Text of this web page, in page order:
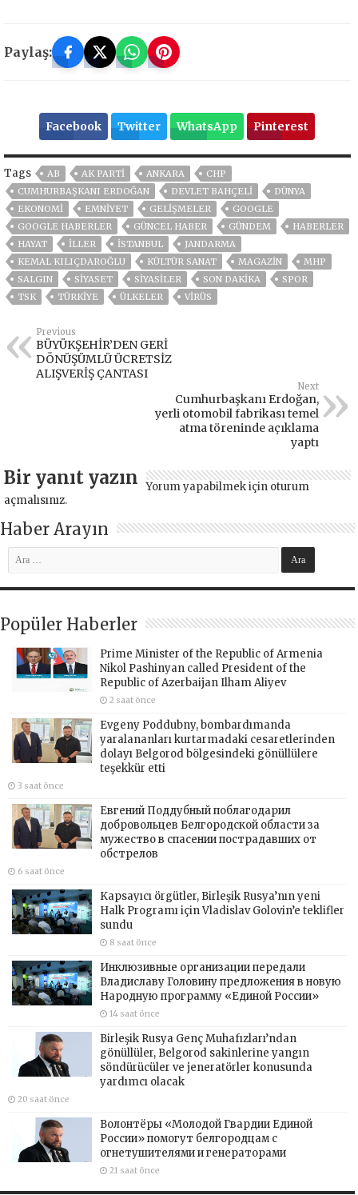
Paylaş:
Facebook Twitter WhatsApp Pinterest
Tags AB AK PARTİ ANKARA
CHP
CUMHURBAŞKANI ERDOĞAN
DEVLET BAHÇELİ
DÜNYA
EKONOMİ
EMNİYET GELIŞMELER
GOOGLE
GOOGLE HABERLER
GÜNCEL HABER GÜNDEM
HABERLER
HAYAT
İLLER ISTANBUL
JANDARMA
KEMAL KILIÇDAROĞLU
KÜLTÜR SANAT MAGAZİN
MHP
SALGIN
SİYASET SİYASİLER SON DAKIKA
SPOR
TSK
TÜRKİYE ÜLKELER VIRÜS
Previous
BÜYÜKŞEHİR’DEN GERİ
DÖNÜŞÜMLÜ ÜCRETSİZ
ALIŞVERİŞ ÇANTASI
Next
Cumhurbaşkanı Erdoğan,
yerli otomobil fabrikası temel
atma töreninde açıklama
yaptı
Bir yanıt yazın Yorum yapabilmek için oturum
açmalısınız.
Haber Arayın
Popüler Haberler
Prime Minister of the Republic of Armenia
Nikol Pashinyan called President of the
Republic of Azerbaijan Ilham Aliyev
2 saat önce
Evgeny Poddubny, bombardımanda
yaralananları kurtarmadaki cesaretlerinden
dolayı Belgorod bölgesindeki gönüllülere
teşekkür etti
3 saat önce
Евгений Поддубный поблагодарил
добровольцев Белгородской области за
мужество в спасении пострадавших от
обстрелов
6 saat önce
Kapsayıcı örgütler, Birleşik Rusya’nın yeni
Halk Programı için Vladislav Golovin’e teklifler
sundu
8 saat önce
Инклюзивные организации передали
Владиславу Головину предложения в новую
Народную программу «Единой России»
14 saat önce
Birleşik Rusya Genç Muhafızları’ndan
gönüllüler, Belgorod sakinlerine yangın
söndürücüler ve jeneratörler konusunda
yardımcı olacak
20 saat önce
Волонтёры «Молодой Гвардии Единой
России» помогут белгородцам с
огнетушителями и генераторами
21 saat önce